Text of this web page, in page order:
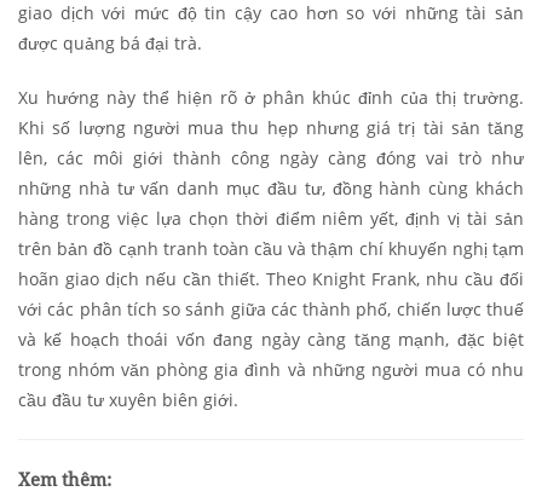
giao dịch với mức độ tin cậy cao hơn so với những tài sản
được quảng bá đại trà.
Xu hướng này thể hiện rõ ở phân khúc đỉnh của thị trường.
Khi số lượng người mua thu hẹp nhưng giá trị tài sản tăng
lên, các môi giới thành công ngày càng đóng vai trò như
những nhà tư vấn danh mục đầu tư, đồng hành cùng khách
hàng trong việc lựa chọn thời điểm niêm yết, định vị tài sản
trên bản đồ cạnh tranh toàn cầu và thậm chí khuyến nghị tạm
hoãn giao dịch nếu cần thiết. Theo Knight Frank, nhu cầu đối
với các phân tích so sánh giữa các thành phố, chiến lược thuế
và kế hoạch thoái vốn đang ngày càng tăng mạnh, đặc biệt
trong nhóm văn phòng gia đình và những người mua có nhu
cầu đầu tư xuyên biên giới.
Xem thêm: